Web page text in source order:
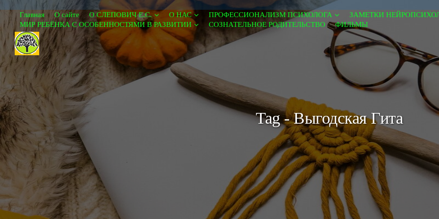
Главная О сайте О СЛЕПОВИЧ Е.С. О НАС ПРОФЕССИОНАЛИЗМ ПСИХОЛОГА
ЗАМЕТКИ
МИР РЕБЁНКА С ОСОБЕННОСТЯМИ В РАЗВИТИИ
СОЗНАТЕЛЬНОЕ РОДИТЕЛЬСТВО ФИЛЬМЫ
Tag - Выгодская Гита